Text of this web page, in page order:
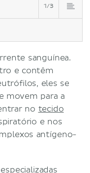
1/3
sanguínea.
e contêm
eles se
movem para a
no tecido
e nos
antígeno-